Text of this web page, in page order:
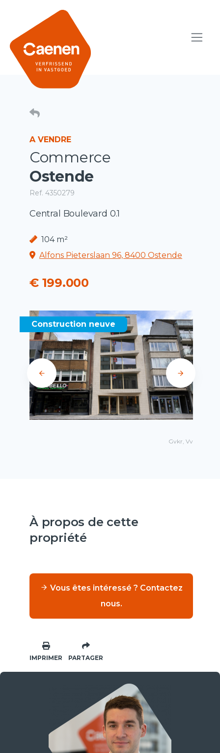
A VENDRE
Commerce
Ostende
Ref. 4350279
Central Boulevard 0.1
104 m²
Alfons Pieterslaan 96, 8400 Ostende
€ 199.000
Construction neuve
Gvkr, Vv
À propos de cette
propriété
nous.
IMPRIMER PARTAGER